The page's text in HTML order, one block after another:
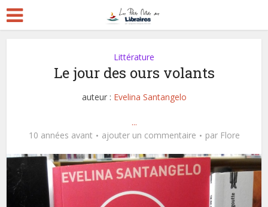
Littérature
Le jour des ours volants
auteur : Evelina Santangelo
...
10 années avant
ajouter un commentaire par Flore